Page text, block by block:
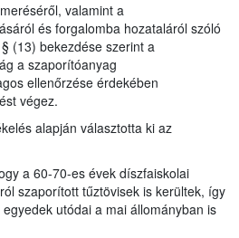
valamint a
és forgalomba hozataláról szóló
(13) bekezdése szerint a
a szaporítóanyag
ellenőrzése érdekében
végez.
alapján választotta ki az
a 60-70-es évek díszfaiskolai
szaporított tűztövisek is kerültek, így
utódai a mai állományban is